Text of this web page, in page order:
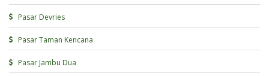
Pasar Devries
Pasar Taman Kencana
Pasar Jambu Dua